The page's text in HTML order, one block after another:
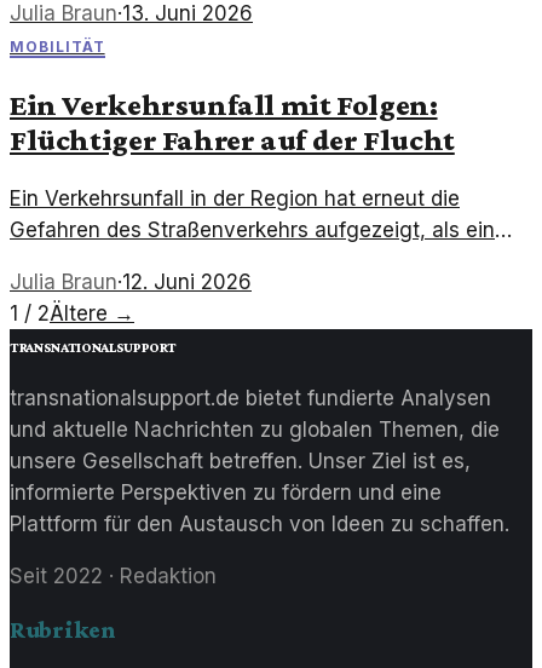
Julia Braun·13. Juni 2026
MOBILITÄT
Ein Verkehrsunfall mit Folgen:
Flüchtiger Fahrer auf der Flucht
Ein Verkehrsunfall in der Region hat erneut die
Gefahren des Straßenverkehrs aufgezeigt, als ein
Personenschaden flüchtete. Die Polizei sucht nach
Zeugen und dem flüchtigen Fahrer.
Julia Braun·12. Juni 2026
1 / 2Ältere →
transnationalsupport
transnationalsupport.de bietet fundierte Analysen
und aktuelle Nachrichten zu globalen Themen, die
unsere Gesellschaft betreffen. Unser Ziel ist es,
informierte Perspektiven zu fördern und eine
Plattform für den Austausch von Ideen zu schaffen.
Seit 2022 · Redaktion
Rubriken